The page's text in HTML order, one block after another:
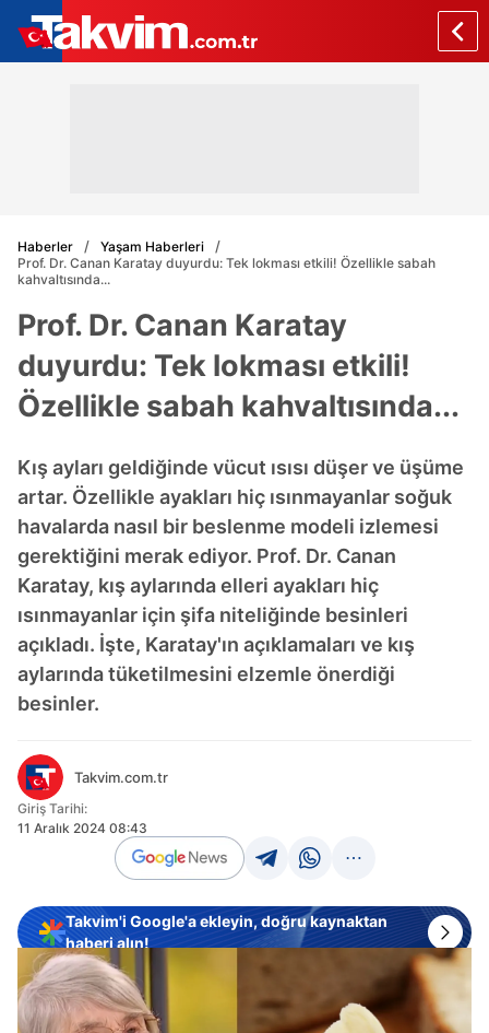
Haberler
Yaşam Haberleri
Prof. Dr. Canan Karatay duyurdu: Tek lokması etkili! Özellikle sabah
kahvaltısında...
Prof. Dr. Canan Karatay
duyurdu: Tek lokması etkili!
Özellikle sabah kahvaltısında...
Kış ayları geldiğinde vücut ısısı düşer ve üşüme
artar. Özellikle ayakları hiç ısınmayanlar soğuk
havalarda nasıl bir beslenme modeli izlemesi
gerektiğini merak ediyor. Prof. Dr. Canan
Karatay, kış aylarında elleri ayakları hiç
ısınmayanlar için şifa niteliğinde besinleri
açıkladı. İşte, Karatay'ın açıklamaları ve kış
aylarında tüketilmesini elzemle önerdiği
besinler.
Takvim.com.tr
Giriş Tarihi:
11 Aralık 2024 08:43
Takvim'i Google'a ekleyin, doğru kaynaktan
haberi alın!